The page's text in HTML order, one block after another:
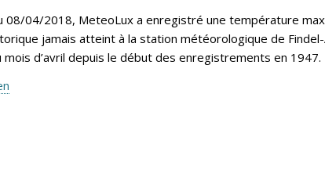
08/04/2018, MeteoLux a enregistré une température
jamais atteint à la station météorologique de
mois d’avril depuis le début des enregistrements en 1947.